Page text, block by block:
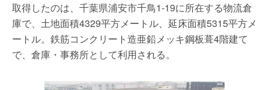
取得したのは、千葉県浦安市千鳥1-19に所在する物流倉
庫で、土地面積4329平方メートル、延床面積5315平方メ
ートル。鉄筋コンクリート造亜鉛メッキ鋼板葺4階建て
で、倉庫・事務所として利用される。